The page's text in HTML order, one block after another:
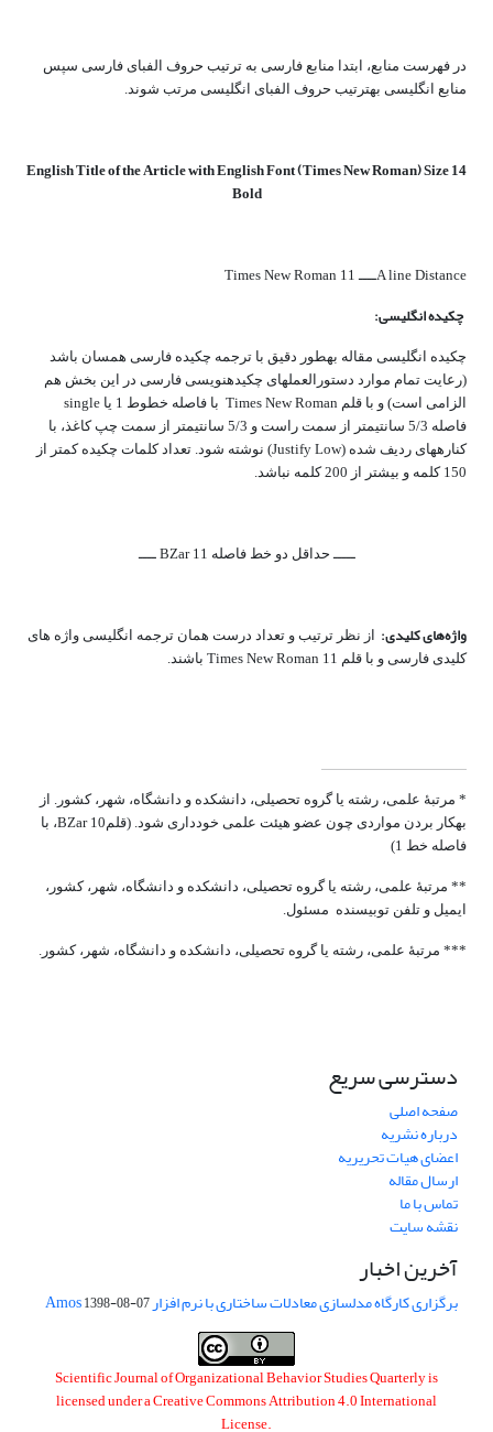
در فهرست منابع، ابتدا منابع فارسی به ­ترتیب حروف الفبای فارسی سپس
منابع انگلیسی به‎ترتیب حروف الفبای انگلیسی مرتب شوند.
English Title ofthe Article with English Font (Times New Roman) Size 14
Bold
A line Distanceــــ Times New Roman 11
چکیده انگلیسی:
چکیده انگلیسی مقاله به‎طور دقیق با ترجمه چکیده فارسی همسان باشد
(رعایت تمام موارد دستورالعمل‎های چکیده‎نویسی فارسی در این بخش هم
الزامی است) و با قلم Times New Roman با فاصله خطوط 1 یا single
فاصله 5/3 سانتیمتر از سمت راست و 5/3 سانتیمتر از سمت چپ کاغذ، با
کناره­های ردیف شده (Justify Low) نوشته شود. تعداد کلمات چکیده کمتر از
150 کلمه و بیشتر از 200 کلمه نباشد.
ـــــ حداقل دو خط فاصله BZar 11 ــــ
واژه‌های کلیدی:
از نظر ترتیب و تعداد درست همان ترجمه انگلیسی واژه­ های
کلیدی فارسی و با قلم Times New Roman 11 باشند.
* مرتبۀ علمی، رشته یا گروه تحصیلی، دانشکده و دانشگاه، شهر، کشور. از
به‎کار بردن مواردی چون عضو هیئت علمی خودداری شود. (قلم10 BZar، با
فاصله خط 1)
** مرتبۀ علمی، رشته یا گروه تحصیلی، دانشکده و دانشگاه، شهر، کشور،
ایمیل و تلفن توبیسنده مسئول.
*** مرتبۀ علمی، رشته یا گروه تحصیلی، دانشکده و دانشگاه، شهر، کشور.
دسترسی سریع
صفحه اصلی
درباره نشریه
اعضای هیات تحریریه
ارسال مقاله
تماس با ما
نقشه سایت
آخرین اخبار
برگزاری کارگاه مدلسازی معادلات ساختاری با نرم افزار Amos1398-08-07
Scientific Journal of Organizational Behavior Studies Quarterly is
licensed under aCreative Commons Attribution 4.0 International
License.